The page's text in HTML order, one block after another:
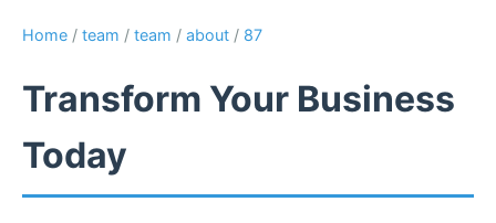
Home / team / team / about / 87
Transform Your Business
Today